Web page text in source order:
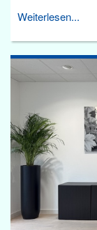
Weiterlesen...